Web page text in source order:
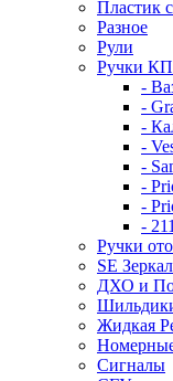
Пластик
Разное
Рули
Ручки
-
-
-
-
-
-
-
-
Ручки
SE
ДХО и
Жидкая
Сигналы